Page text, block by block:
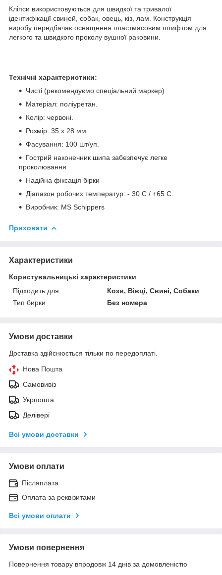
Кліпси використовуються для швидкої та тривалої
ідентифікації свиней, собак, овець, кіз, лам. Конструкція
виробу передбачає оснащення пластмасовим штифтом для
легкого та швидкого проколу вушної раковини.
Технічні характеристики:
Чисті (рекомендуємо спеціальний маркер)
Матеріал: поліуретан.
Колір: червоні.
Розмір: 35 х 28 мм.
Фасування: 100 шт/уп.
Гострий наконечник шипа забезпечує легке
проколювання
Надійна фіксація бірки
Діапазон робочих температур: - 30 C / +65 C.
Виробник: MS Schippers
Приховати
Характеристики
Користувальницькі характеристики
Підходить для:
Кози, Вівці, Свині, Собаки
Тип бирки
Без номера
Умови доставки
Доставка здійснюється тільки по передоплаті.
Нова Пошта
Самовивіз
Укрпошта
Делівері
Всі умови доставки
Умови оплати
Післяплата
Оплата за реквізитами
Всі умови оплати
Умови повернення
Повернення товару впродовж 14 днів за домовленістю